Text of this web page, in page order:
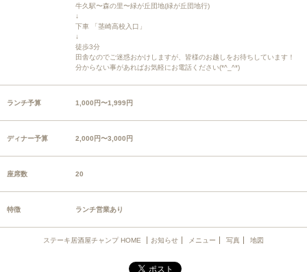
牛久駅〜森の里〜緑が丘団地(緑が丘団地行)
↓
下車 「茎崎高校入口」
↓
徒歩3分
田舎なのでご迷惑おかけしますが、皆様のお越しをお待ちしています！
分からない事があればお気軽にお電話ください(*^_^*)
ランチ予算 1,000円〜1,999円
ディナー予算 2,000円〜3,000円
座席数 20
特徴 ランチ営業あり
ステーキ居酒屋チャンプ HOME お知らせ メニュー 写真 地図